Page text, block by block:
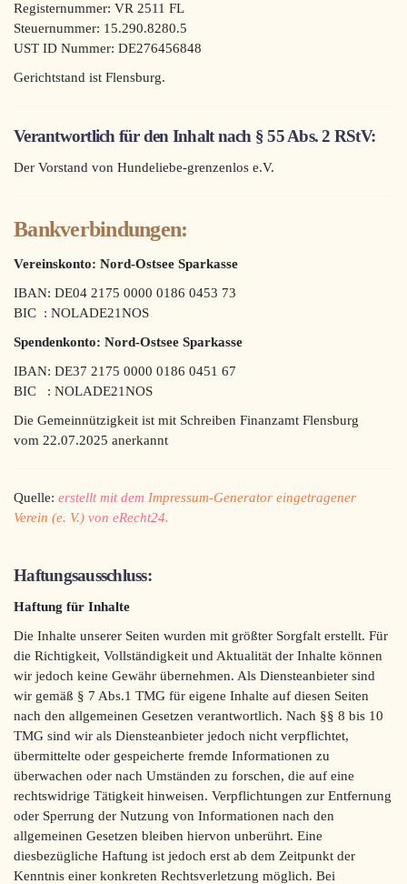
Registernummer: VR 2511 FL
Steuernummer: 15.290.8280.5
UST ID Nummer: DE276456848
Gerichtstand ist Flensburg.
Verantwortlich für den Inhalt nach § 55 Abs. 2 RStV:
Der Vorstand von Hundeliebe-grenzenlos e.V.
Bankverbindungen:
Vereinskonto: Nord-Ostsee Sparkasse
IBAN: DE04 2175 0000 0186 0453 73
BIC : NOLADE21NOS
Spendenkonto: Nord-Ostsee Sparkasse
IBAN: DE37 2175 0000 0186 0451 67
BIC : NOLADE21NOS
Die Gemeinnützigkeit ist mit Schreiben Finanzamt Flensburg
vom 22.07.2025 anerkannt
Quelle: erstellt mit dem Impressum-Generator eingetragener
Verein (e. V.) von eRecht24.
Haftungsausschluss:
Haftung für Inhalte
Die Inhalte unserer Seiten wurden mit größter Sorgfalt erstellt. Für
die Richtigkeit, Vollständigkeit und Aktualität der Inhalte können
wir jedoch keine Gewähr übernehmen. Als Diensteanbieter sind
wir gemäß § 7 Abs.1 TMG für eigene Inhalte auf diesen Seiten
nach den allgemeinen Gesetzen verantwortlich. Nach §§ 8 bis 10
TMG sind wir als Diensteanbieter jedoch nicht verpflichtet,
übermittelte oder gespeicherte fremde Informationen zu
überwachen oder nach Umständen zu forschen, die auf eine
rechtswidrige Tätigkeit hinweisen. Verpflichtungen zur Entfernung
oder Sperrung der Nutzung von Informationen nach den
allgemeinen Gesetzen bleiben hiervon unberührt. Eine
diesbezügliche Haftung ist jedoch erst ab dem Zeitpunkt der
Kenntnis einer konkreten Rechtsverletzung möglich. Bei